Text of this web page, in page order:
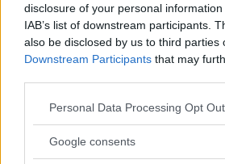
disclosure of your personal
IAB’s list of downstream participants.
also be disclosed by us to third parties
Downstream Participants that may
Please note that this website/app uses
not limited to your visit or usage
Personal Data Processing Opt
Google consents
Letar du efter vägledning i livet?
Oraklet och du blir besvarad. Kom
popup-fönster.
Varning:
Oraklet har en tendens att
ibland även snuskig.